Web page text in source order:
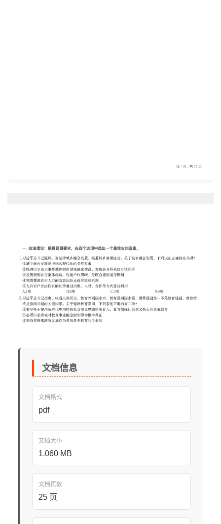
文档信息
文档格式
pdf
文档大小
1.060 MB
文档页数
25 页